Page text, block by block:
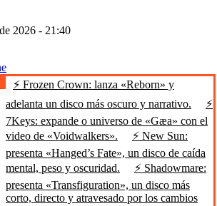
2026 - 21:40
⚡ Frozen Crown: lanza «Reborn» y
adelanta un disco más oscuro y narrativo.
⚡
7Keys: expande o universo de «Gæa» con el
video de «Voidwalkers».
⚡ New Sun:
presenta «Hanged’s Fate», un disco de caída
mental, peso y oscuridad.
⚡ Shadowmare:
presenta «Transfiguration», un disco más
corto, directo y atravesado por los cambios